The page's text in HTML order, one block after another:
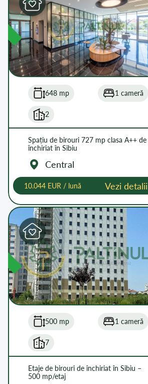
648 mp 1 cameră
2
Spațiu de birouri 727 mp clasa A++ de
închiriat în Sibiu
Central
10.044 EUR / lună Vezi detalii
500 mp 1 cameră
7
Etaje de birouri de închiriat în Sibiu –
500 mp/etaj